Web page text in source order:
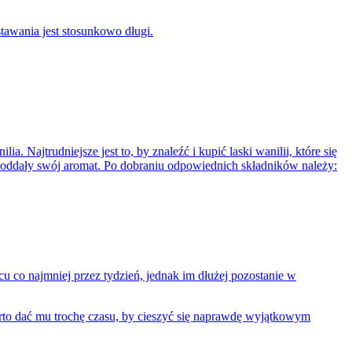
jest stosunkowo długi.
Najtrudniejsze jest to, by znaleźć i kupić laski wanilii, które się
swój aromat. Po dobraniu odpowiednich składników należy:
co najmniej przez tydzień, jednak im dłużej pozostanie w
dać mu trochę czasu, by cieszyć się naprawdę wyjątkowym